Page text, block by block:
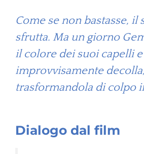
Come se non bastasse, il
sfrutta. Ma un giorno
il colore dei suoi capelli e
improvvisamente decolla,
trasformandola di colpo
Dialogo dal film